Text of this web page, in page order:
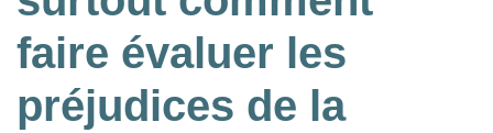
faire évaluer les
préjudices de la